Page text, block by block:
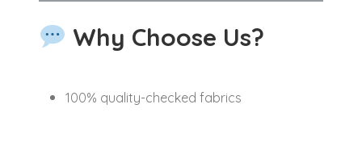
Why Choose Us?
100% quality-checked fabrics